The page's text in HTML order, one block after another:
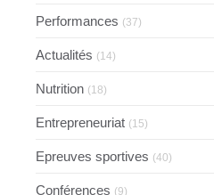
Performances (37)
Actualités (14)
Nutrition (18)
Entrepreneuriat (15)
Epreuves sportives (40)
Conférences (9)